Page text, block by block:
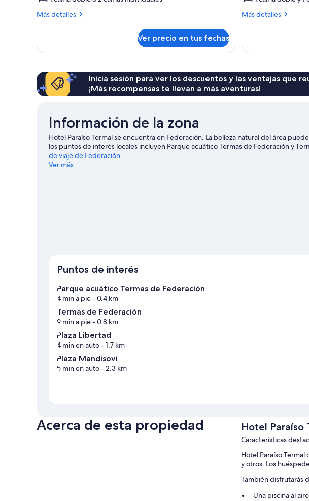
Double
Más detalles
Más
Room
Ver precio en tus fechas
Triple
Más detalles
Más
Room
Inicia sesión para ver los descuentos y las ventajas que
¡Más recompensas te llevan a más aventuras!
Información de la zona
Hotel Paraíso Termal se encuentra en Federación. La belleza natural del área
los puntos de interés locales incluyen Parque acuático Termas de Federación y
de viaje de Federación
Ver más
Puntos de interés
Parque acuático Termas de Federación
4 min a pie- 0.4 km
Termas de Federación
9 min a pie- 0.8 km
Plaza Libertad
4 min en auto- 1.7 km
Plaza Mandisovi
5 min en auto- 2.3 km
Acerca de esta propiedad Hotel Paraíso
Características
Hotel Paraíso
y otros. Los
También disfrutarás
Una piscina al